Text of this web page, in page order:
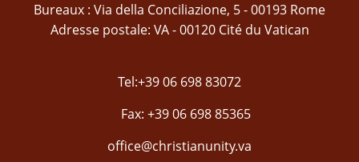
Bureaux : Via della Conciliazione, 5 - 00193 Rome
Adresse postale: VA - 00120 Cité du Vatican
Tel:+39 06 698 83072
Fax: +39 06 698 85365
office@christianunity.va